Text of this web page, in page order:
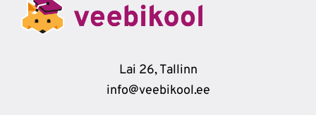
Lai 26, Tallinn
info@veebikool.ee